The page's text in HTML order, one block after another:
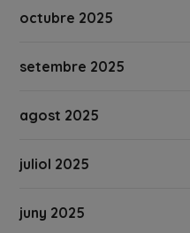
octubre 2025
setembre 2025
agost 2025
juliol 2025
juny 2025